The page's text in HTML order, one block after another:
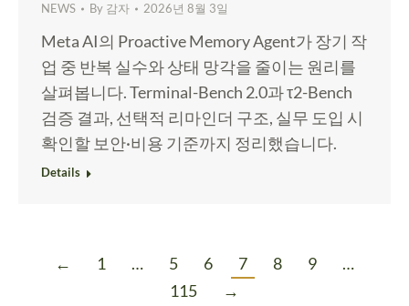
NEWS By 감자 2026년 8월 3일
Meta AI의 Proactive Memory Agent가 장기 작
업 중 반복 실수와 상태 망각을 줄이는 원리를
살펴봅니다. Terminal-Bench 2.0과 τ2-Bench
검증 결과, 선택적 리마인더 구조, 실무 도입 시
확인할 보안·비용 기준까지 정리했습니다.
Details
← 1 … 5 6 7 8 9
…
115
→